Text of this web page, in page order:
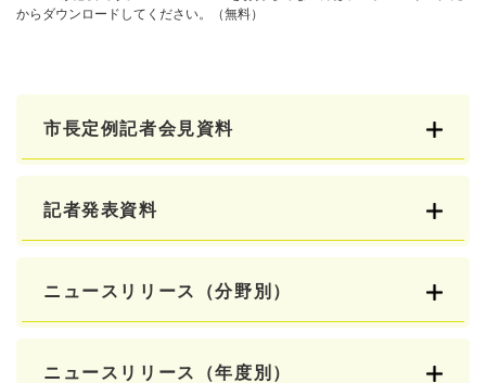
からダウンロードしてください。（無料）
市長定例記者会見資料
記者発表資料
ニュースリリース（分野別）
ニュースリリース（年度別）